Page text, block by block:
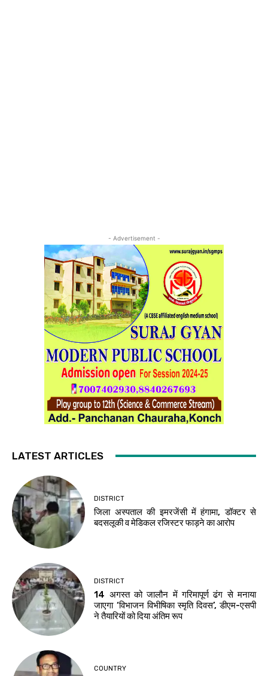
- Advertisement -
LATEST ARTICLES
DISTRICT
जिला अस्पताल की इमरजेंसी में हंगामा, डॉक्टर से
बदसलूकी व मेडिकल रजिस्टर फाड़ने का आरोप
DISTRICT
14 अगस्त को जालौन में गरिमापूर्ण ढंग से मनाया
जाएगा ‘विभाजन विभीषिका स्मृति दिवस’, डीएम-एसपी
ने तैयारियों को दिया अंतिम रूप
COUNTRY